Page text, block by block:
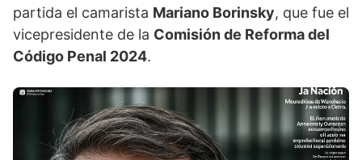
partida el camarista Mariano Borinsky, que fue el
vicepresidente de la Comisión de Reforma del
Código Penal 2024.